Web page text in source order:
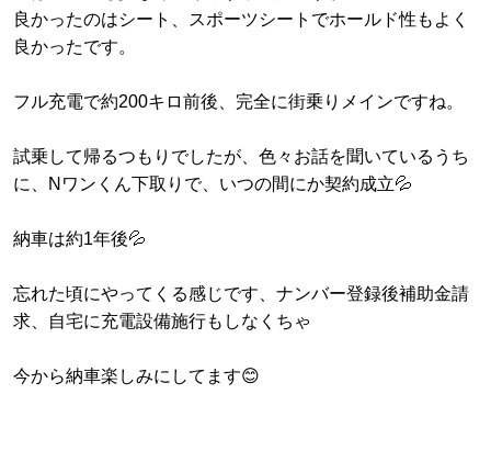
良かったのはシート、スポーツシートでホールド性もよく
良かったです。
フル充電で約200キロ前後、完全に街乗りメインですね。
試乗して帰るつもりでしたが、色々お話を聞いているうち
に、Nワンくん下取りで、いつの間にか契約成立💦
納車は約1年後💦
忘れた頃にやってくる感じです、ナンバー登録後補助金請
求、自宅に充電設備施行もしなくちゃ
今から納車楽しみにしてます😊